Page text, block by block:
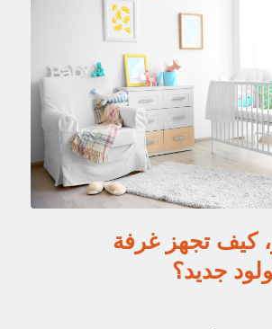
كيف تجهز غرفة
جديد؟